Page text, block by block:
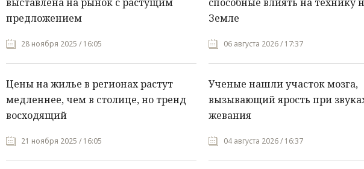
предложением
28 ноября 2025 / 16:05
Цены на жилье в регионах растут
медленнее, чем в столице, но тренд
восходящий
21 ноября 2025 / 16:05
Земле
06 августа 2026 / 17:37
Ученые нашли участок мозга,
вызывающий ярость при
жевания
04 августа 2026 / 16:37